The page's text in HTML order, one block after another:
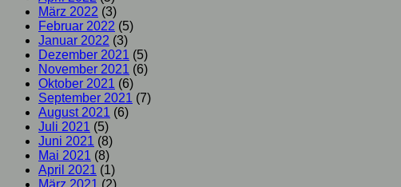
März 2022 (3)
Februar 2022 (5)
Januar 2022 (3)
Dezember 2021 (5)
November 2021 (6)
Oktober 2021 (6)
September 2021 (7)
August 2021 (6)
Juli 2021 (5)
Juni 2021 (8)
Mai 2021 (8)
April 2021 (1)